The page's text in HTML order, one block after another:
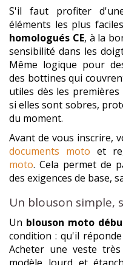
S'il faut profiter
éléments les plus
homologués CE, à la
sensibilité dans les
Même logique pour
des bottines qui
utiles dès les
si elles sont sobres,
du moment.
Avant de vous inscrire,
documents moto et
moto. Cela permet de
des exigences de base,
Un blouson simple,
Un blouson moto
condition : qu'il
Acheter une veste
modèle lourd et